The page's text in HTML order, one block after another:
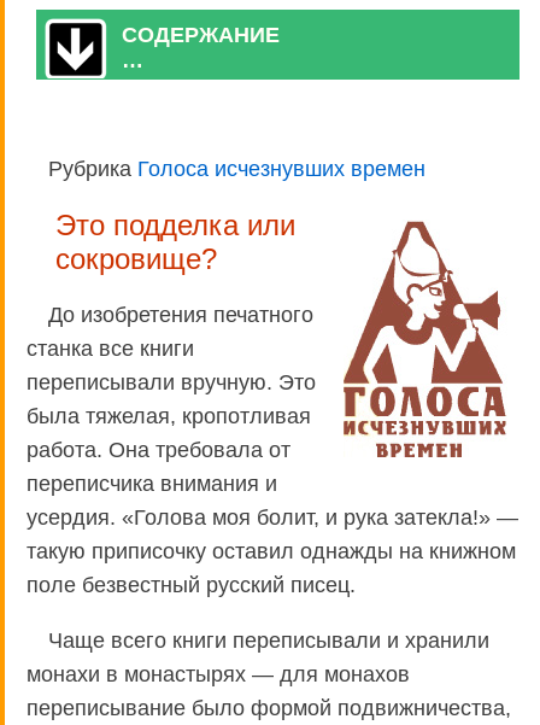
СОДЕРЖАНИЕ
…
Рубрика Голоса исчезнувших времен
Это подделка или
сокровище?
До изобретения печатного
станка все книги
переписывали вручную. Это
была тяжелая, кропотливая
работа. Она требовала от
переписчика внимания и
усердия. «Голова моя болит, и рука затекла!» —
такую приписочку оставил однажды на книжном
поле безвестный русский писец.
Чаще всего книги переписывали и хранили
монахи в монастырях — для монахов
переписывание было формой подвижничества,